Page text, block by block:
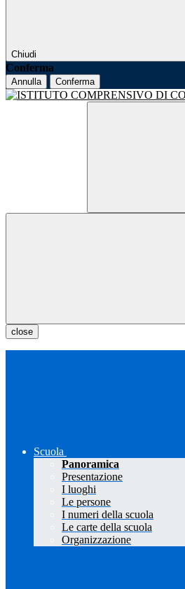
Chiudi
Conferma
Annulla Conferma
close
Scuola
Panoramica
Presentazione
I luoghi
Le persone
I numeri della scuola
Le carte della scuola
Organizzazione